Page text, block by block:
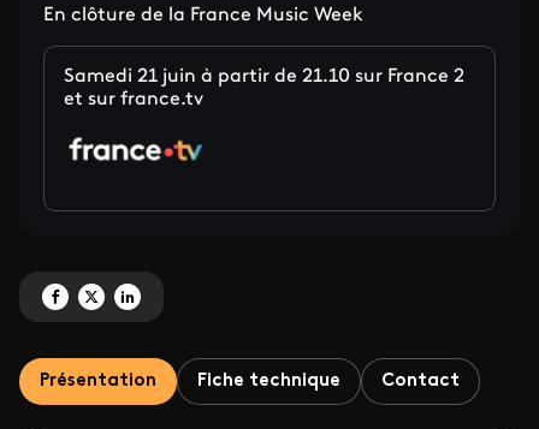
En clôture de la France Music Week
Samedi 21 juin à partir de 21.10 sur France 2
et sur france.tv
Partagez ' Le concert de la Fête de la musique ' sur Facebook
Partagez ' Le concert de la Fête de la musique ' sur X
Partagez ' Le concert de la Fête de la musique ' sur LinkedIn
Présentation Fiche technique Contact